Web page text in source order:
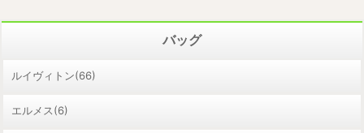
バッグ
ルイヴィトン(66)
エルメス(6)